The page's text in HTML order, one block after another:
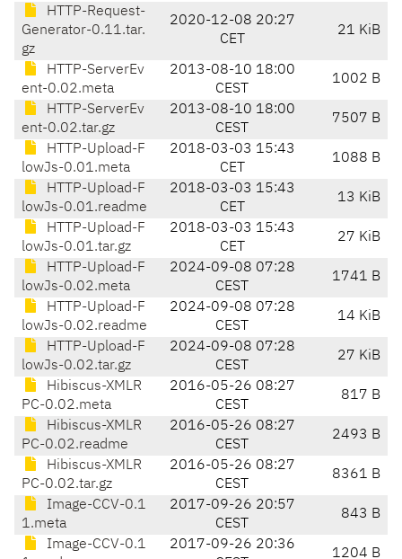
HTTP-Request-
Generator-0.11.tar.
gz
2020-12-08 20:27
CET
21 KiB
HTTP-ServerEv
ent-0.02.meta
2013-08-10 18:00
CEST
1002 B
HTTP-ServerEv
ent-0.02.tar.gz
2013-08-10 18:00
CEST
7507 B
HTTP-Upload-F
lowJs-0.01.meta
2018-03-03 15:43
CET
1088 B
HTTP-Upload-F
lowJs-0.01.readme
2018-03-03 15:43
CET
13 KiB
HTTP-Upload-F
lowJs-0.01.tar.gz
2018-03-03 15:43
CET
27 KiB
HTTP-Upload-F
lowJs-0.02.meta
2024-09-08 07:28
CEST
1741 B
HTTP-Upload-F
lowJs-0.02.readme
2024-09-08 07:28
CEST
14 KiB
HTTP-Upload-F
lowJs-0.02.tar.gz
2024-09-08 07:28
CEST
27 KiB
Hibiscus-XMLR
PC-0.02.meta
2016-05-26 08:27
CEST
817 B
Hibiscus-XMLR
PC-0.02.readme
2016-05-26 08:27
CEST
2493 B
Hibiscus-XMLR
PC-0.02.tar.gz
2016-05-26 08:27
CEST
8361 B
Image-CCV-0.1
1.meta
2017-09-26 20:57
CEST
843 B
Image-CCV-0.1
2017-09-26 20:36
1204 B